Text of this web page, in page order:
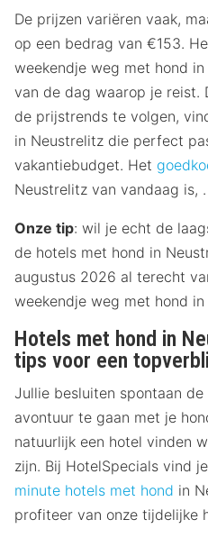
De prijzen variëren vaak,
op een bedrag van €153.
weekendje weg met hond
van de dag waarop je reist.
de prijstrends te volgen,
in Neustrelitz die perfect
vakantiebudget. Het
Neustrelitz van vandaag is, .
Onze tip: wil je echt de
de hotels met hond in
augustus 2026 al terecht
weekendje weg met hond
Hotels met hond in
tips voor een
Jullie besluiten spontaan
avontuur te gaan met je
natuurlijk een hotel vinden
zijn. Bij HotelSpecials vind
minute hotels met hond in
profiteer van onze tijdelijke